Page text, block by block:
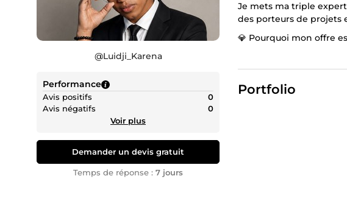
@Luidji_Karena
Performance
Avis positifs
0
Avis négatifs
0
Voir plus
Demander un devis gratuit
Temps de réponse : 7 jours
Je mets ma triple
des porteurs de projets
💎 Pourquoi mon offre
Faire équipe avec moi,
Portfolio